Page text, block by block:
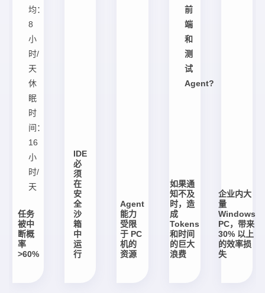
均：
8
小
时/
天
休
眠
时
间：
16
小
时/
天
任务
被中
断概
率
>60%
IDE
必
须
在
安
全
沙
箱
中
运
行
Agent
能力
受限
于 PC
机的
资源
前
端
和
测
试
Agent?
如果通
知不及
时，造
成
Tokens
和时间
的巨大
浪费
企业内大
量
Windows
PC，带来
30% 以上
的效率损
失